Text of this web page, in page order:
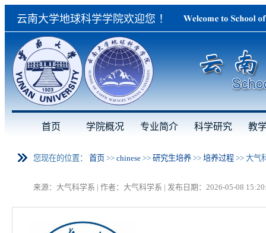
云南大学地球科学学院欢迎您 ！
首页 学院概况 专业简介 科学研究 教
您现在的位置： 首页 >> chinese >> 研究生培养 >> 培养过程 >> 大气
来源：大气科学系 | 作者：大气科学系 | 发布日期：2026-05-08